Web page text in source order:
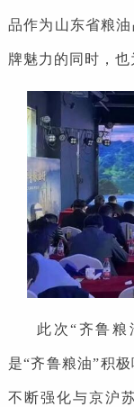
品作为山东省粮
牌魅力的同时，也
此次“齐鲁粮
是“齐鲁粮油”积
不断强化与京沪